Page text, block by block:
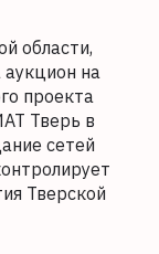
области,
аукцион на
проекта
Тверь в
сетей
Тверской